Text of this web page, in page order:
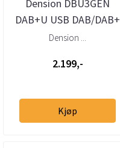
Dension DBU3GEN
DAB+U USB DAB/DAB+
mottaker – helintegrert
Dension ...
2.199,-
Kjøp